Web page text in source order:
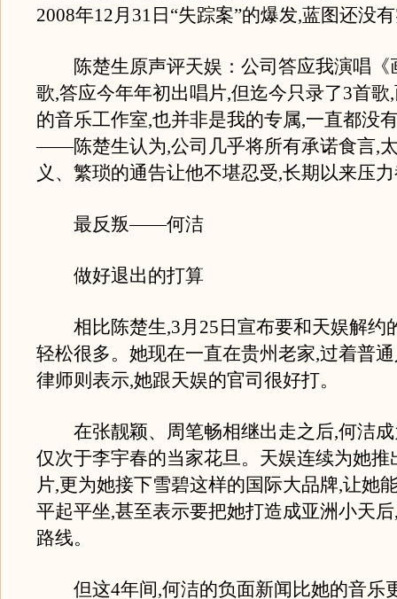
2008年12月31日“失踪案”的爆发,蓝图还没
陈楚生原声评天娱：公司答应我演唱《
歌,答应今年年初出唱片,但迄今只录了3首歌
的音乐工作室,也并非是我的专属,一直都没
——陈楚生认为,公司几乎将所有承诺食言,
义、繁琐的通告让他不堪忍受,长期以来压
最反叛——何洁
做好退出的打算
相比陈楚生,3月25日宣布要和天娱解约
轻松很多。她现在一直在贵州老家,过着普
律师则表示,她跟天娱的官司很好打。
在张靓颖、周笔畅相继出走之后,何洁成
仅次于李宇春的当家花旦。天娱连续为她推
片,更为她接下雪碧这样的国际大品牌,让她
平起平坐,甚至表示要把她打造成亚洲小天
路线。
但这4年间,何洁的负面新闻比她的音乐